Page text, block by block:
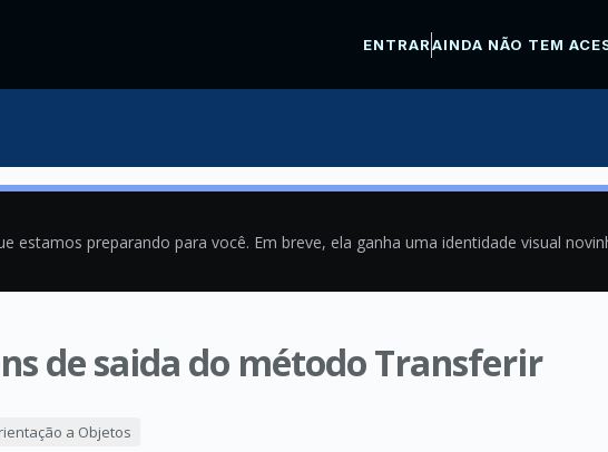
ENTRARAINDA NÃO TEM
estamos preparando para você. Em breve, ela ganha uma identidade visual
de saida do método Transferir
a Objetos